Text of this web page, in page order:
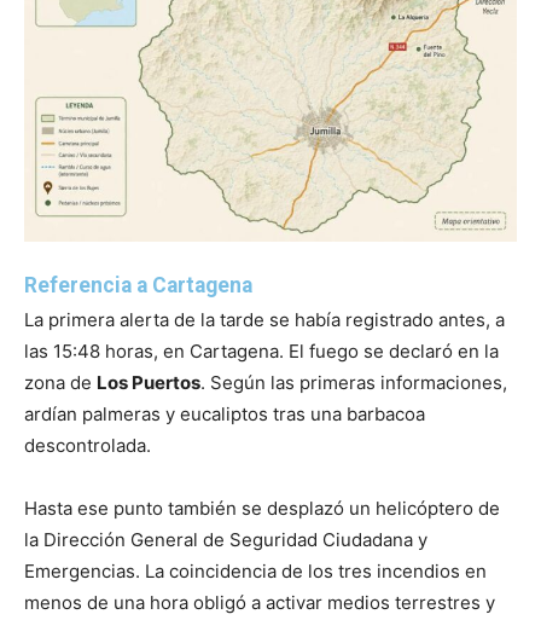
Referencia a Cartagena
La primera alerta de la tarde se había registrado antes, a
las 15:48 horas, en Cartagena. El fuego se declaró en la
zona de Los Puertos. Según las primeras informaciones,
ardían palmeras y eucaliptos tras una barbacoa
descontrolada.
Hasta ese punto también se desplazó un helicóptero de
la Dirección General de Seguridad Ciudadana y
Emergencias. La coincidencia de los tres incendios en
menos de una hora obligó a activar medios terrestres y